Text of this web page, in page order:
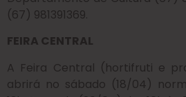
(67) 981391369.
FEIRA CENTRAL
A Feira Central (hortifruti e
abrirá no sábado (18/04)